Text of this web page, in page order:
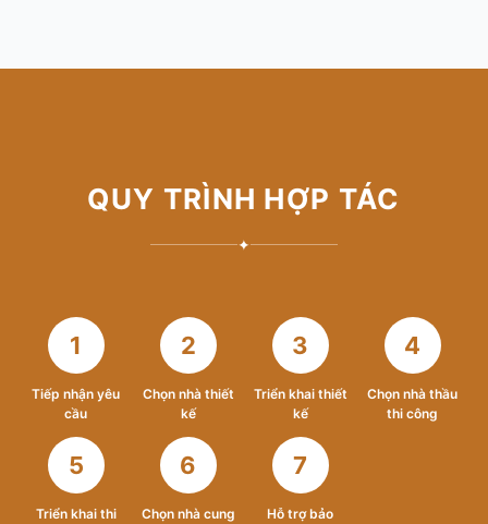
QUY TRÌNH HỢP TÁC
✦
1
Tiếp nhận yêu
cầu
2
Chọn nhà thiết
kế
3
Triển khai thiết
kế
4
Chọn nhà thầu
thi công
5
Triển khai thi
6
Chọn nhà cung
7
Hỗ trợ bảo